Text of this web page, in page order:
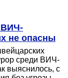
ВИЧ-
не опасны
среди ВИЧ-
выяснилось, с